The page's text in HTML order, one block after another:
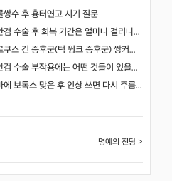
쌍수 후 흉터연고 시기 질문
하안검 수술 후 회복 기간은 얼마나 걸리나요?
마르쿠스 건 증후군(턱 윙크 증후군) 쌍커풀 수술 가능 여부
하안검 수술 부작용에는 어떤 것들이 있을까요?
이마에 보톡스 맞은 후 인상 쓰면 다시 주름이 생길까요?
명예의 전당 >